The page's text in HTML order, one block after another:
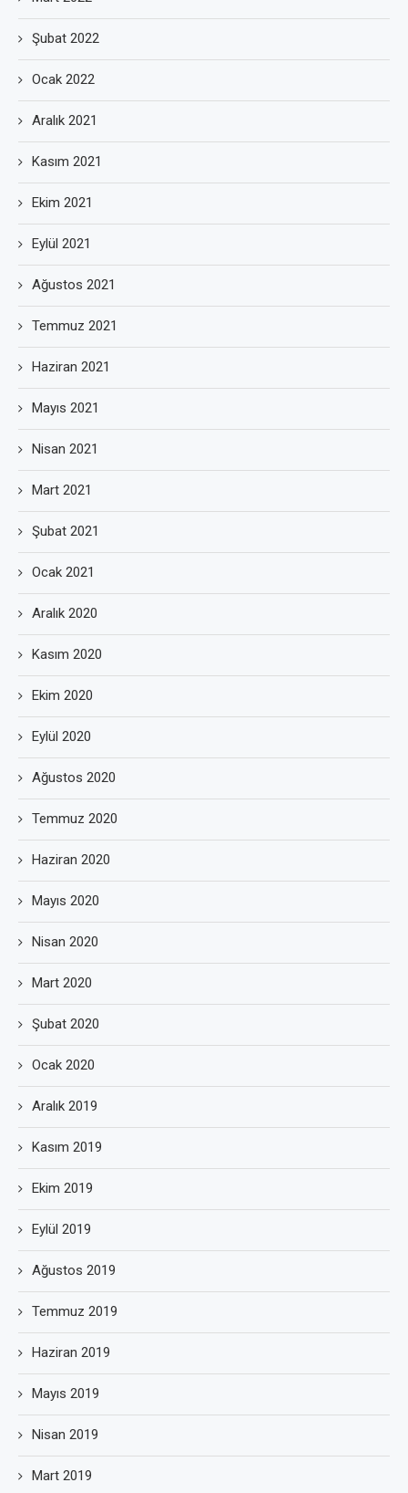
Şubat 2022
Ocak 2022
Aralık 2021
Kasım 2021
Ekim 2021
Eylül 2021
Ağustos 2021
Temmuz 2021
Haziran 2021
Mayıs 2021
Nisan 2021
Mart 2021
Şubat 2021
Ocak 2021
Aralık 2020
Kasım 2020
Ekim 2020
Eylül 2020
Ağustos 2020
Temmuz 2020
Haziran 2020
Mayıs 2020
Nisan 2020
Mart 2020
Şubat 2020
Ocak 2020
Aralık 2019
Kasım 2019
Ekim 2019
Eylül 2019
Ağustos 2019
Temmuz 2019
Haziran 2019
Mayıs 2019
Nisan 2019
Mart 2019